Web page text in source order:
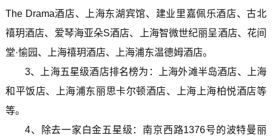
The Drama酒店、上海东湖宾馆、建业里嘉佩乐酒店、古北
禧玥酒店、爱琴海亚朵S酒店、上海智微世纪丽呈酒店、花间
堂·愉园、上海禧玥酒店、上海浦东温德姆酒店。
3、上海五星级酒店排名榜为：上海外滩半岛酒店、上海
和平饭店、上海浦东丽思卡尔顿酒店、上海上海柏悦酒店等
等。
4、除去一家白金五星级：南京西路1376号的波特曼丽